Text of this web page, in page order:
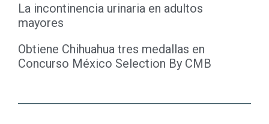
La incontinencia urinaria en adultos
mayores
Obtiene Chihuahua tres medallas en
Concurso México Selection By CMB